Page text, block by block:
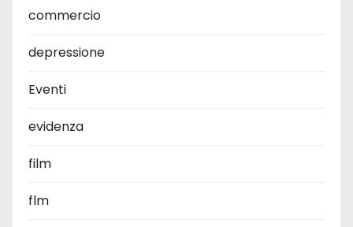
commercio
depressione
Eventi
evidenza
film
flm